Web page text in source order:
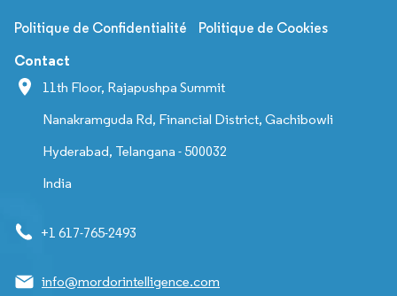
Politique de Confidentialité Politique de Cookies
Contact
11th Floor, Rajapushpa Summit
Nanakramguda Rd, Financial District, Gachibowli
Hyderabad, Telangana - 500032
India
+1 617-765-2493
info@mordorintelligence.com